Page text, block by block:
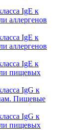
IgE к
аллергенов
IgE к
аллергенов
IgE к
пищевых
IgG к
Пищевые
IgG к
пищевых